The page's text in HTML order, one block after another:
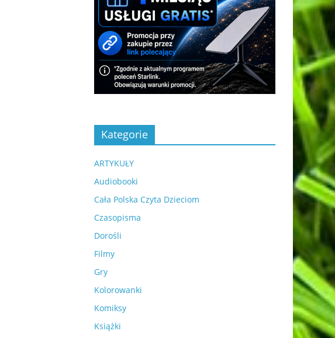
Kategorie
ARTYKUŁY
Audiobooki
Cała Polska Czyta Dzieciom
Czasopisma
Dorośli
Filmy
Gry
Kolorowanki
Komiksy
Książki